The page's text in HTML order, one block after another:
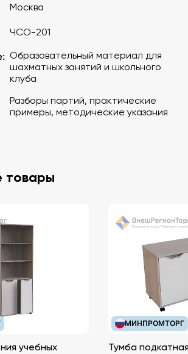
Москва
ЧСО-201
Образовательный материал для
шахматных занятий и школьного
клуба
Разборы партий, практические
примеры, методические указания
товары
учебных
МИНПРОМТОРГ
Тумба